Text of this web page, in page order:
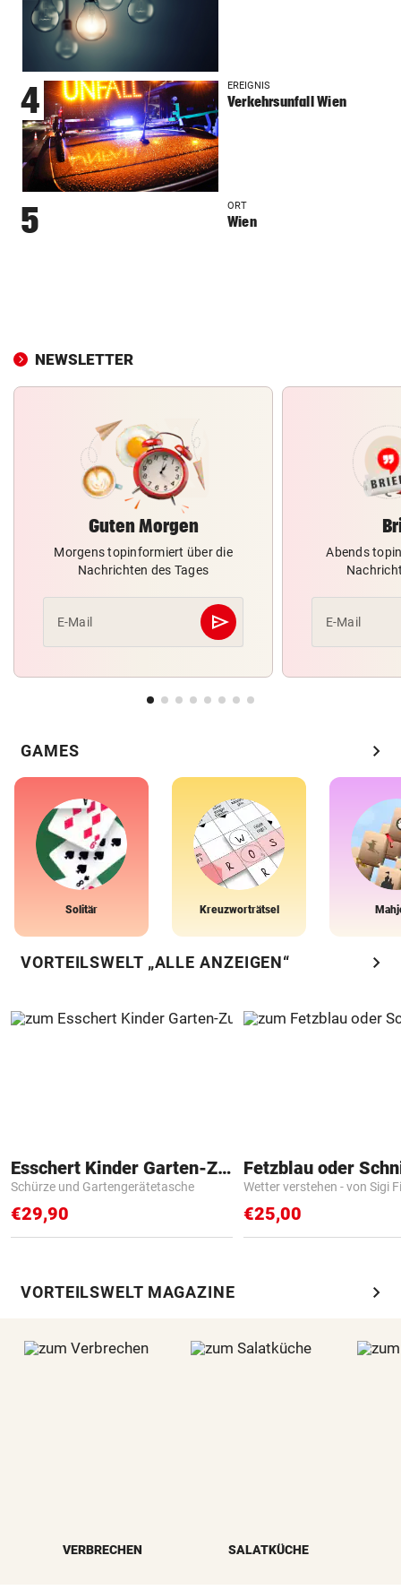
4 EREIGNIS
Verkehrsunfall Wien
5 ORT
Wien
NEWSLETTER
Guten Morgen
Morgens topinformiert über die
Nachrichten des Tages
E-Mail send
Abschicken
Abends
E-Mail
GAMES chevron_right
Solitär Kreuzworträtsel
VORTEILSWELT „ALLE ANZEIGEN“ chevron_right
Esschert Kinder Garten-Zubehör
Schürze und Gartengerätetasche
€29,90
Fetzblau oder
Wetter verstehen - von Sigi
€25,00
VORTEILSWELT MAGAZINE chevron_right
VERBRECHEN SALATKÜCHE